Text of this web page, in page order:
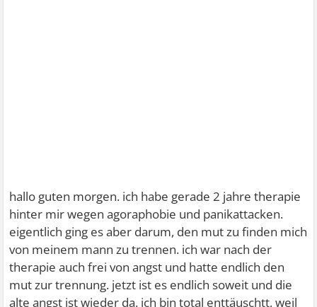
hallo guten morgen. ich habe gerade 2 jahre therapie
hinter mir wegen agoraphobie und panikattacken.
eigentlich ging es aber darum, den mut zu finden mich
von meinem mann zu trennen. ich war nach der
therapie auch frei von angst und hatte endlich den
mut zur trennung. jetzt ist es endlich soweit und die
alte angst ist wieder da. ich bin total enttäuschtt, weil